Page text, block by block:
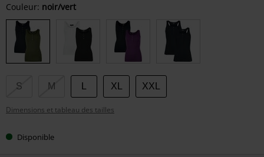
Choisissez
votre
taille
Couleur: noir/vert
S M XL XXL
Dimensions et tableau des tailles
Disponible